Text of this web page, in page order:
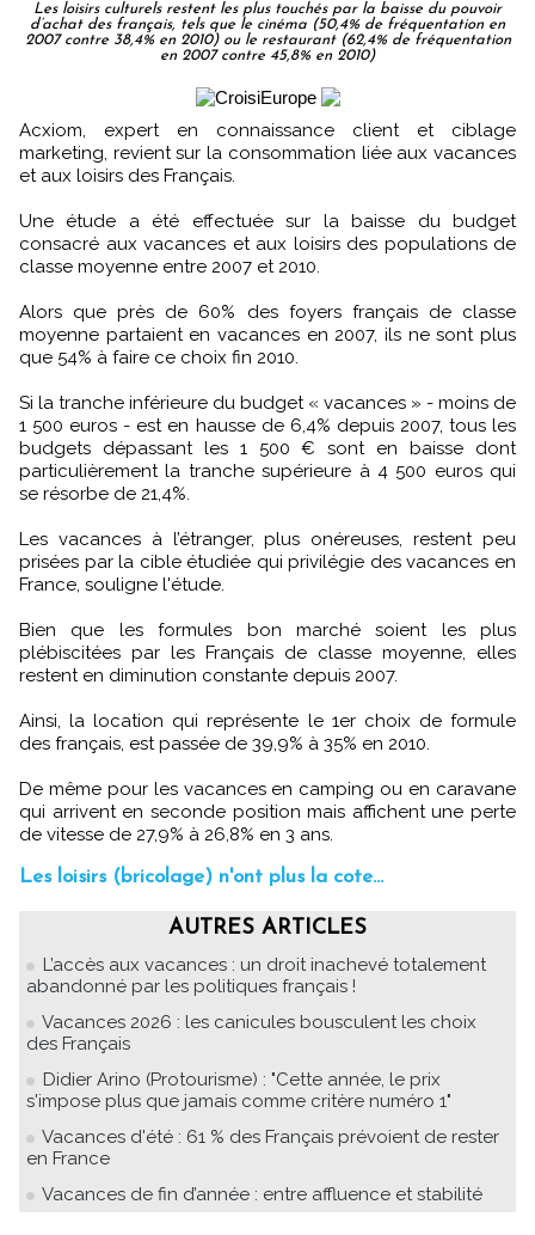
Les loisirs culturels restent les plus touchés par la baisse du pouvoir
d’achat des français, tels que le cinéma (50,4% de fréquentation en
2007 contre 38,4% en 2010) ou le restaurant (62,4% de fréquentation
en 2007 contre 45,8% en 2010)
Acxiom, expert en connaissance client et ciblage
marketing, revient sur la consommation liée aux vacances
et aux loisirs des Français.
Une étude a été effectuée sur la baisse du budget
consacré aux vacances et aux loisirs des populations de
classe moyenne entre 2007 et 2010.
Alors que près de 60% des foyers français de classe
moyenne partaient en vacances en 2007, ils ne sont plus
que 54% à faire ce choix fin 2010.
Si la tranche inférieure du budget « vacances » - moins de
1 500 euros - est en hausse de 6,4% depuis 2007, tous les
budgets dépassant les 1 500 € sont en baisse dont
particulièrement la tranche supérieure à 4 500 euros qui
se résorbe de 21,4%.
Les vacances à l’étranger, plus onéreuses, restent peu
prisées par la cible étudiée qui privilégie des vacances en
France, souligne l'étude.
Bien que les formules bon marché soient les plus
plébiscitées par les Français de classe moyenne, elles
restent en diminution constante depuis 2007.
Ainsi, la location qui représente le 1er choix de formule
des français, est passée de 39,9% à 35% en 2010.
De même pour les vacances en camping ou en caravane
qui arrivent en seconde position mais affichent une perte
de vitesse de 27,9% à 26,8% en 3 ans.
Les loisirs (bricolage) n'ont plus la cote...
AUTRES ARTICLES
L’accès aux vacances : un droit inachevé totalement
abandonné par les politiques français !
Vacances 2026 : les canicules bousculent les choix
des Français
Didier Arino (Protourisme) : "Cette année, le prix
s'impose plus que jamais comme critère numéro 1"
Vacances d'été : 61 % des Français prévoient de rester
en France
Vacances de fin d’année : entre affluence et stabilité